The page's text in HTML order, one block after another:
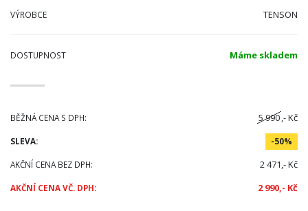
VÝROBCE TENSON
DOSTUPNOST Máme skladem
BĚŽNÁ CENA S DPH: 5 990,- Kč
SLEVA: -50%
AKČNÍ CENA BEZ DPH: 2 471,- Kč
AKČNÍ CENA VČ. DPH: 2 990,- Kč